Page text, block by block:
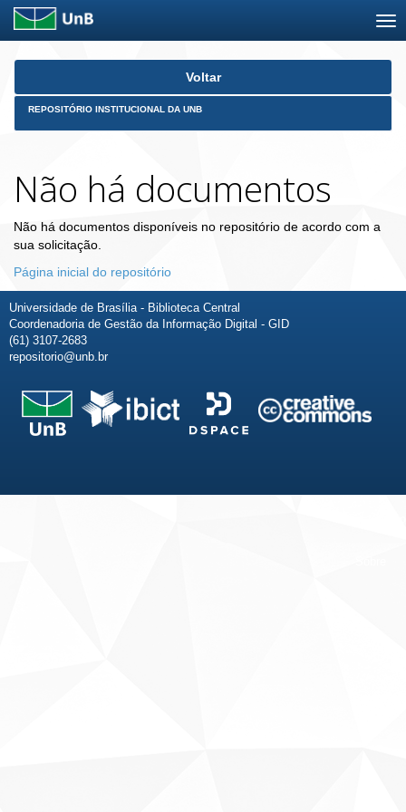
Skip
Voltar
REPOSITÓRIO INSTITUCIONAL DA UNB
Não há documentos
Não há documentos disponíveis no repositório de acordo com a
sua solicitação.
Página inicial do repositório
Universidade de Brasília - Biblioteca Central
Coordenadoria de Gestão da Informação Digital - GID
(61) 3107-2683
repositorio@unb.br